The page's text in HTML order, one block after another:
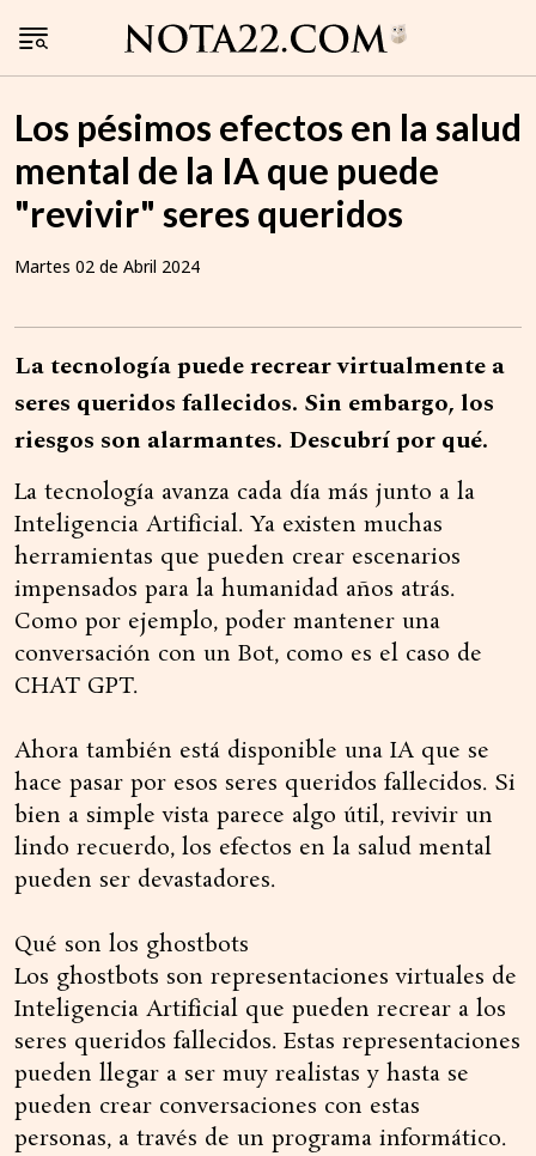
Los pésimos efectos en la salud
mental de la IA que puede
"revivir" seres queridos
Martes 02 de Abril 2024
La tecnología puede recrear virtualmente a
seres queridos fallecidos. Sin embargo, los
riesgos son alarmantes. Descubrí por qué.
La tecnología avanza cada día más junto a la
Inteligencia Artificial. Ya existen muchas
herramientas que pueden crear escenarios
impensados para la humanidad años atrás.
Como por ejemplo, poder mantener una
conversación con un Bot, como es el caso de
CHAT GPT.
Ahora también está disponible una IA que se
hace pasar por esos seres queridos fallecidos. Si
bien a simple vista parece algo útil, revivir un
lindo recuerdo, los efectos en la salud mental
pueden ser devastadores.
Qué son los ghostbots
Los ghostbots son representaciones virtuales de
Inteligencia Artificial que pueden recrear a los
seres queridos fallecidos. Estas representaciones
pueden llegar a ser muy realistas y hasta se
pueden crear conversaciones con estas
personas, a través de un programa informático.